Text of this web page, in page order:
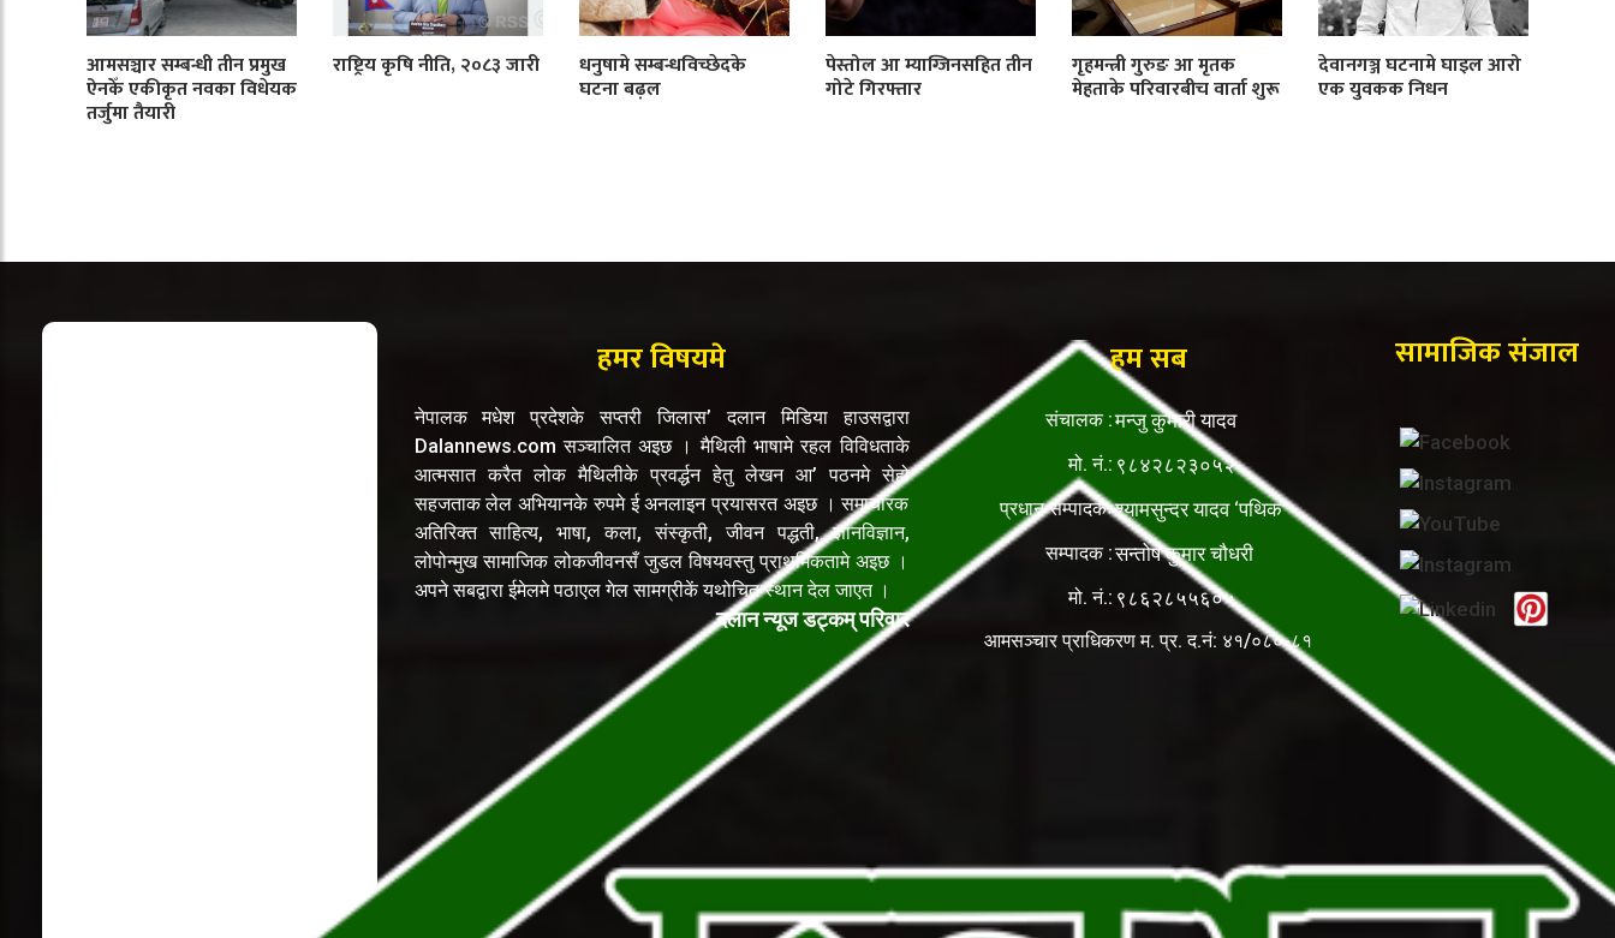
आमसञ्चार सम्बन्धी तीन प्रमुख
ऐनकेँ एकीकृत नवका विधेयक
तर्जुमा तैयारी
राष्ट्रिय कृषि नीति, २०८३ जारी धनुषामे सम्बन्धविच्छेदके
घटना बढ़ल
पेस्तोल आ म्याग्जिनसहित तीन
गोटे गिरफ्तार
गृहमन्त्री गुरुङ आ मृतक
मेहताके परिवारबीच वार्ता शुरू
देवानगञ्ज घटनामे घाइल आरो
एक युवकक निधन
हमर विषयमे
नेपालक मधेश प्रदेशके सप्तरी जिलास’ दलान मिडिया हाउसद्वारा
Dalannews.com सञ्चालित अइछ । मैथिली भाषामे रहल विविधताके
आत्मसात करैत लोक मैथिलीके प्रवर्द्धन हेतु लेखन आ’ पठनमे सेहो
सहजताक लेल अभियानके रुपमे ई अनलाइन प्रयासरत अइछ । समाचारक
अतिरिक्त साहित्य, भाषा, कला, संस्कृती, जीवन पद्धती, ज्ञानविज्ञान,
लोपोन्मुख सामाजिक लोकजीवनसँ जुडल विषयवस्तु प्राथमिकतामे अइछ ।
अपने सबद्वारा ईमेलमे पठाएल गेल सामग्रीकें यथोचित स्थान देल जाएत ।
दलान न्यूज डट्कम् परिवार
हम सब
संचालक :मन्जु कुमारी यादव
मो. नं.: ९८४२८२३०५२
प्रधान सम्पादकःश्यामसुन्दर यादव ‘पथिक’
सम्पादक :सन्तोष कुमार चौधरी
मो. नं.: ९८६२८५५६०५
आमसञ्चार प्राधिकरण म. प्र. द.नं: ४१/०८०-८१
सामाजिक संजाल